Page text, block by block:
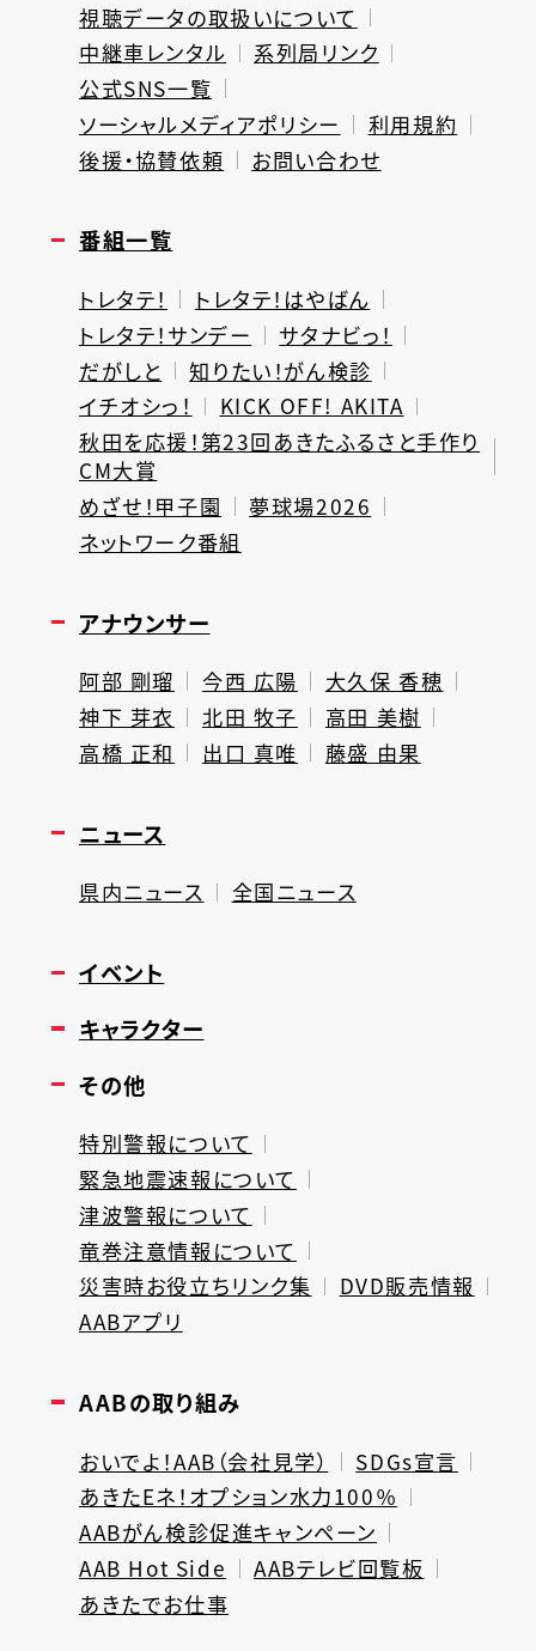
視聴データの取扱いについて
中継車レンタル
系列局リンク
公式SNS一覧
ソーシャルメディアポリシー
利用規約
後援・協賛依頼
お問い合わせ
番組一覧
トレタテ！
トレタテ！はやばん
トレタテ！サンデー
サタナビっ！
だがしと
知りたい！がん検診
イチオシっ！
KICK OFF! AKITA
秋田を応援！第23回あきたふるさと手作り
CM大賞
めざせ！甲子園
夢球場2026
ネットワーク番組
アナウンサー
阿部 剛瑠 今西 広陽
大久保 香穂
神下 芽衣
北田 牧子
高田 美樹
高橋 正和
出口 真唯 藤盛 由果
ニュース
県内ニュース 全国ニュース
イベント
キャラクター
その他
特別警報について
緊急地震速報について
津波警報について
竜巻注意情報について
災害時お役立ちリンク集
DVD販売情報
AABアプリ
AABの取り組み
おいでよ！AAB（会社見学）
SDGs宣言
あきたEネ！オプション水力100％
AABがん検診促進キャンペーン
AAB Hot Side
AABテレビ回覧板
あきたでお仕事